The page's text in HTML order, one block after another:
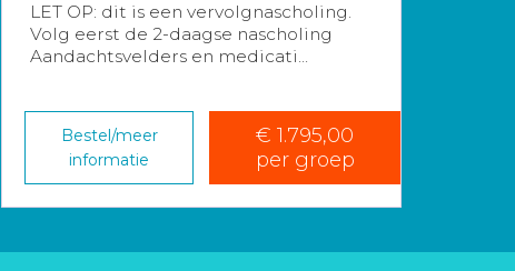
LET OP: dit is een vervolgnascholing.
Volg eerst de 2-daagse nascholing
Aandachtsvelders en medicati...
Bestel/meer
informatie
€ 1.795,00
per groep